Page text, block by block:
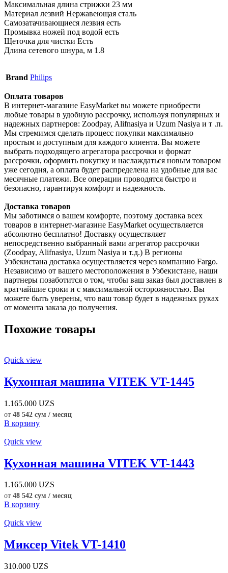
Максимальная длина стрижки 23 мм
Материал лезвий Нержавеющая сталь
Самозатачивающиеся лезвия есть
Промывка ножей под водой есть
Щеточка для чистки Есть
Длина сетевого шнура, м 1.8
Brand Philips
Оплата товаров
В интернет-магазине EasyMarket вы можете приобрести
любые товары в удобную рассрочку, используя популярных и
надежных партнеров: Zoodpay, Alifnasiya и Uzum Nasiya и т .п.
Мы стремимся сделать процесс покупки максимально
простым и доступным для каждого клиента. Вы можете
выбрать подходящего агрегатора рассрочки и формат
рассрочки, оформить покупку и наслаждаться новым товаром
уже сегодня, а оплата будет распределена на удобные для вас
месячные платежи. Все операции проводятся быстро и
безопасно, гарантируя комфорт и надежность.
Доставка товаров
Мы заботимся о вашем комфорте, поэтому доставка всех
товаров в интернет-магазине EasyMarket осуществляется
абсолютно бесплатно! Доставку осуществляет
непосредственно выбранный вами агрегатор рассрочки
(Zoodpay, Alifnasiya, Uzum Nasiya и т.д.) В регионы
Узбекистана доставка осуществляется через компанию Fargo.
Независимо от вашего местоположения в Узбекистане, наши
партнеры позаботится о том, чтобы ваш заказ был доставлен в
кратчайшие сроки и с максимальной осторожностью. Вы
можете быть уверены, что ваш товар будет в надежных руках
от момента заказа до получения.
Похожие товары
Quick view
Кухонная машина VITEK VT-1445
1.165.000 UZS
от 48 542 сум / месяц
В корзину
Quick view
Кухонная машина VITEK VT-1443
1.165.000 UZS
от 48 542 сум / месяц
В корзину
Quick view
Миксер Vitek VT-1410
310.000 UZS